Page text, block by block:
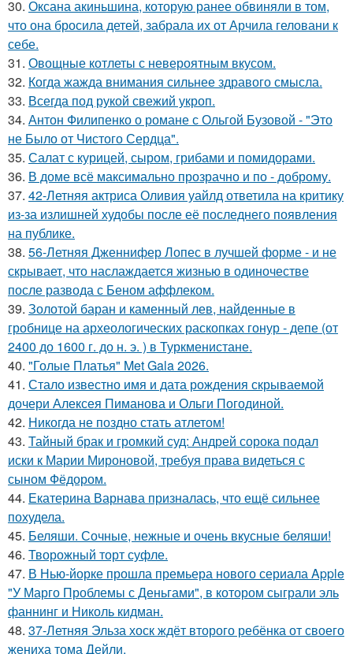
30. Оксана акиньшина, которую ранее обвиняли в том,
что она бросила детей, забрала их от Арчила геловани к
себе.
31. Овощные котлеты с невероятным вкусом.
32. Когда жажда внимания сильнее здравого смысла.
33. Всегда под рукой свежий укроп.
34. Антон Филипенко о романе с Ольгой Бузовой - "Это
не Было от Чистого Сердца".
35. Салат с курицей, сыром, грибами и помидорами.
36. В доме всё максимально прозрачно и по - доброму.
37. 42-Летняя актриса Оливия уайлд ответила на критику
из-за излишней худобы после её последнего появления
на публике.
38. 56-Летняя Дженнифер Лопес в лучшей форме - и не
скрывает, что наслаждается жизнью в одиночестве
после развода с Беном аффлеком.
39. Золотой баран и каменный лев, найденные в
гробнице на археологических раскопках гонур - депе (от
2400 до 1600 г. до н. э. ) в Туркменистане.
40. "Голые Платья" Met Gala 2026.
41. Стало известно имя и дата рождения скрываемой
дочери Алексея Пиманова и Ольги Погодиной.
42. Никогда не поздно стать атлетом!
43. Тайный брак и громкий суд: Андрей сорока подал
иски к Марии Мироновой, требуя права видеться с
сыном Фёдором.
44. Екатерина Варнава призналась, что ещё сильнее
похудела.
45. Беляши. Сочные, нежные и очень вкусные беляши!
46. Творожный торт суфле.
47. В Нью-йорке прошла премьера нового сериала Apple
"У Марго Проблемы с Деньгами", в котором сыграли эль
фаннинг и Николь кидман.
48. 37-Летняя Эльза хоск ждёт второго ребёнка от своего
жениха тома Дейли.